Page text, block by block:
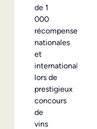
de 1
000
récompenses
nationales
et
internationales
lors de
prestigieux
concours
de
vins